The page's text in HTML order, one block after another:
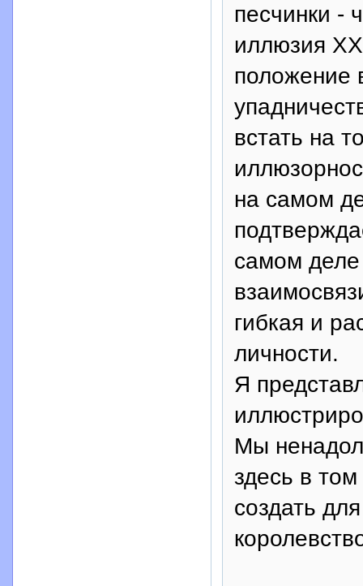
песчинки -
иллюзия
положение
встать на
на самом
самом деле
гибкая и
личности.
Я
Мы
здесь в
создать